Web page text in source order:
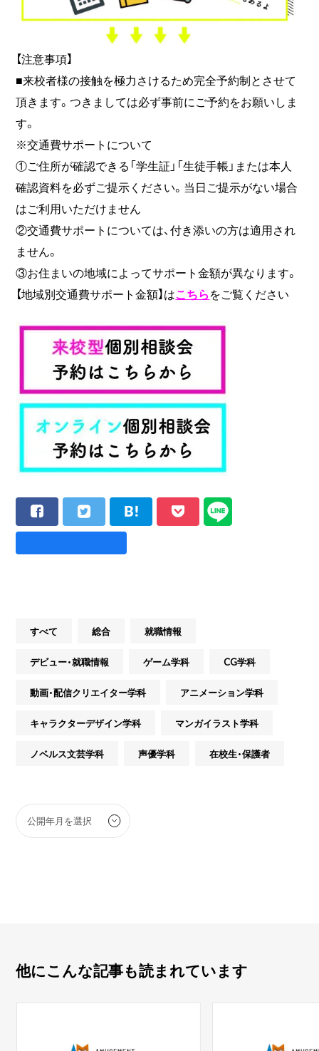
【注意事項】
■来校者様の接触を極力さけるため完全予約制とさせて
頂きます。つきましては必ず事前にご予約をお願いしま
す。
※交通費サポートについて
①ご住所が確認できる「学生証」「生徒手帳」または本人
確認資料を必ずご提示ください。当日ご提示がない場合
はご利用いただけません
②交通費サポートについては、付き添いの方は適用され
ません。
③お住まいの地域によってサポート金額が異なります。
【地域別交通費サポート金額】はこちらをご覧ください
すべて 総合 就職情報
デビュー・就職情報 ゲーム学科 CG学科
動画・配信クリエイター学科 アニメーション学科
キャラクターデザイン学科 マンガイラスト学科
ノベルス文芸学科 声優学科 在校生・保護者
他にこんな記事も読まれています